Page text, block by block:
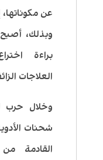
عن مكوناتها،
وبذلك،
براءة
العلاجات
وخلال حرب
شحنات
القادمة